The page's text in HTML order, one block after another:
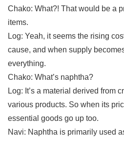
Chako: What?! That would be a
items.
Log: Yeah, it seems the rising
cause, and when supply
everything.
Chako: What’s naphtha?
Log: It’s a material derived from
various products. So when its
essential goods go up too.
Navi: Naphtha is primarily used